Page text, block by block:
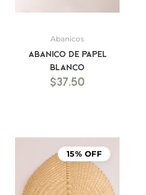
Abanicos
Abanico de Papel
blanco
$37.50
15% OFF